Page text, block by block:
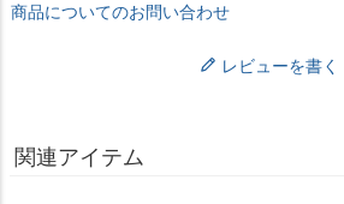
商品についてのお問い合わせ
レビューを書く
関連アイテム